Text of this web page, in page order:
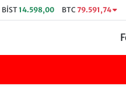
BİST14.598,00 BTC 79.591,74